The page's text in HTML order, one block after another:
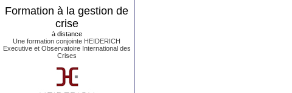
Formation à la gestion de
crise
à distance
Une formation conjointe HEIDERICH
Executive et Observatoire International des
Crises